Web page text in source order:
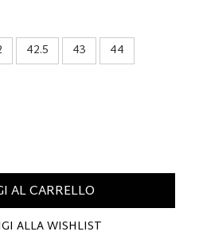
42.5 43
44
AL CARRELLO
ALLA WISHLIST